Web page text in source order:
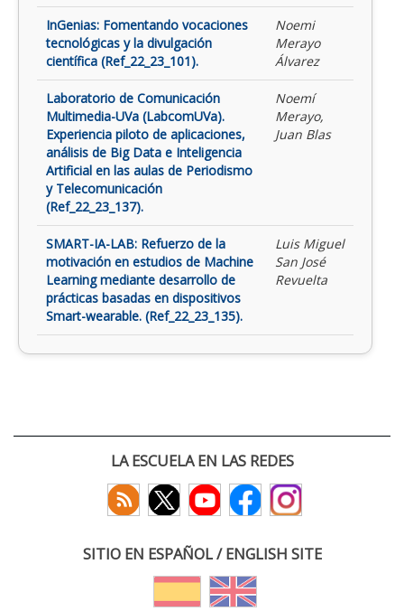
InGenias: Fomentando vocaciones
tecnológicas y la divulgación
científica (Ref_22_23_101).
Noemi
Merayo
Álvarez
Laboratorio de Comunicación
Multimedia-UVa (LabcomUVa).
Experiencia piloto de aplicaciones,
análisis de Big Data e Inteligencia
Artificial en las aulas de Periodismo
y Telecomunicación
(Ref_22_23_137).
Noemí
Merayo,
Juan Blas
SMART-IA-LAB: Refuerzo de la
motivación en estudios de Machine
Learning mediante desarrollo de
prácticas basadas en dispositivos
Smart-wearable. (Ref_22_23_135).
Luis Miguel
San José
Revuelta
LA ESCUELA EN LAS REDES
SITIO EN ESPAÑOL / ENGLISH SITE